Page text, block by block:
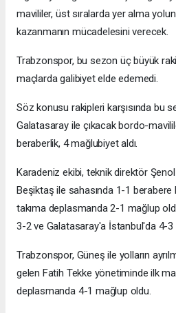
mavililer, üst sıralarda yer alma
kazanmanın mücadelesini verecek.
Trabzonspor, bu sezon üç büyük
maçlarda galibiyet elde edemedi.
Söz konusu rakipleri karşısında bu
Galatasaray ile çıkacak bordo-
beraberlik, 4 mağlubiyet aldı.
Karadeniz ekibi, teknik direktör
Beşiktaş ile sahasında 1-1 berabere
takıma deplasmanda 2-1 mağlup
3-2 ve Galatasaray'a İstanbul'da 4-3
Trabzonspor, Güneş ile yolların
gelen Fatih Tekke yönetiminde ilk
deplasmanda 4-1 mağlup oldu.